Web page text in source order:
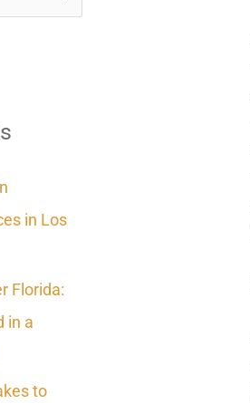
in Los
Florida:
in a
to